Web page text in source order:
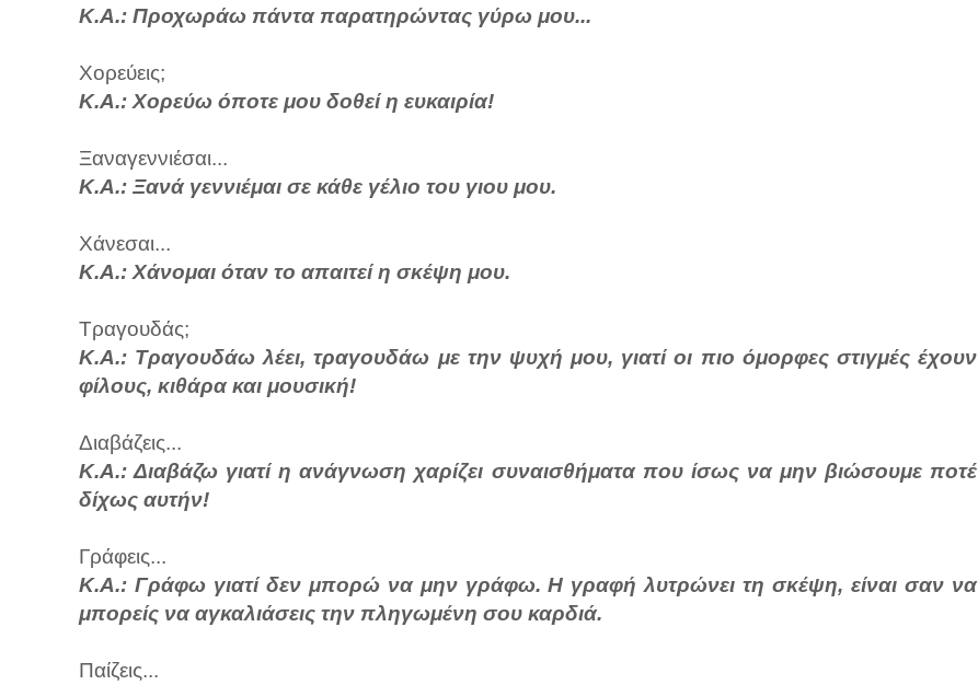
Κ.Α.: Προχωράω πάντα παρατηρώντας γύρω μου...
Χορεύεις;
Κ.Α.: Χορεύω όποτε μου δοθεί η ευκαιρία!
Ξαναγεννιέσαι...
Κ.Α.: Ξανά γεννιέμαι σε κάθε γέλιο του γιου μου.
Χάνεσαι...
Κ.Α.: Χάνομαι όταν το απαιτεί η σκέψη μου.
Τραγουδάς;
Κ.Α.: Τραγουδάω λέει, τραγουδάω με την ψυχή μου, γιατί οι πιο όμορφες στιγμές έχουν
φίλους, κιθάρα και μουσική!
Διαβάζεις...
Κ.Α.: Διαβάζω γιατί η ανάγνωση χαρίζει συναισθήματα που ίσως να μην βιώσουμε ποτέ
δίχως αυτήν!
Γράφεις...
Κ.Α.: Γράφω γιατί δεν μπορώ να μην γράφω. Η γραφή λυτρώνει τη σκέψη, είναι σαν να
μπορείς να αγκαλιάσεις την πληγωμένη σου καρδιά.
Παίζεις...